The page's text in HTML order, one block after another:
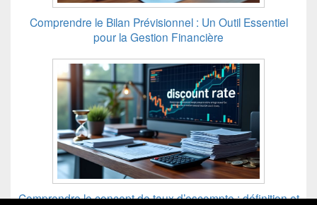
Comprendre le Bilan Prévisionnel : Un Outil Essentiel
pour la Gestion Financière
Comprendre le concept de taux d’escompte : définition et